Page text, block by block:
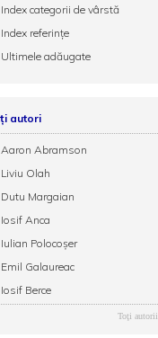
Index categorii de vârstă
Index referințe
Ultimele adăugate
autori
Aaron Abramson
Liviu Olah
Dutu Margaian
Iosif Anca
Iulian Polocoșer
Emil Galaureac
Iosif Berce
Toţi autorii